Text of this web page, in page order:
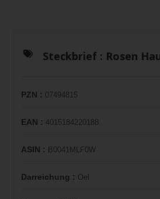
Steckbrief : Rosen
PZN : 07494815
EAN : 4015184220188
ASIN : B0041MLF0W
Darreichung : Oel